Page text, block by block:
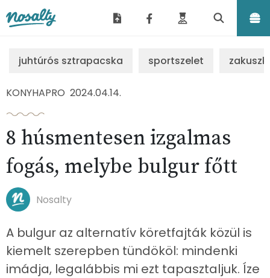
juhtúrós sztrapacska sportszelet
KONYHAPRO 2024.04.14.
8 húsmentesen izgalmas
fogás, melybe bulgur főtt
Nosalty
A bulgur az alternatív köretfajták közül is
kiemelt szerepben tündököl: mindenki
imádja, legalábbis mi ezt tapasztaljuk. Íze